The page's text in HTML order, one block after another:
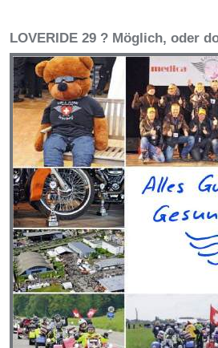
LOVERIDE 29 ? Möglich, oder